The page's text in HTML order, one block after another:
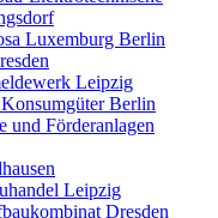
Luxemburg Berlin
Leipzig
Berlin
und Förderanlagen
Leipzig
Dresden